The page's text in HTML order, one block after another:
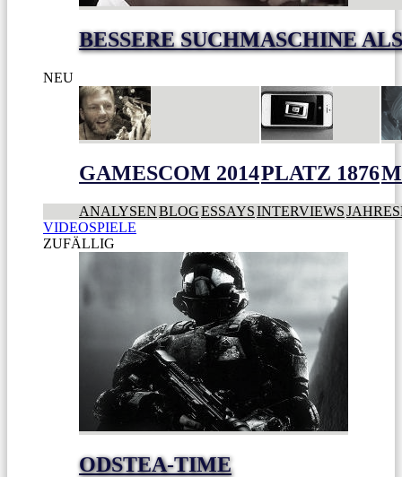
BESSERE SUCHMASCHINE
NEU
GAMESCOM 2014PLATZ 1876
ANALYSENBLOGESSAYSINTERVIEWS
VIDEOSPIELE
ZUFÄLLIG
ODSTEA-TIME